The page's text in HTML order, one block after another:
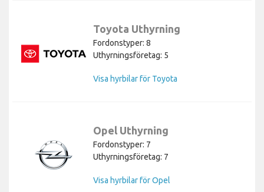
Toyota Uthyrning
Fordonstyper: 8
Uthyrningsföretag: 5
Visa hyrbilar för Toyota
Opel Uthyrning
Fordonstyper: 7
Uthyrningsföretag: 7
Visa hyrbilar för Opel